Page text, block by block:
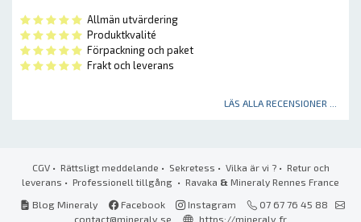
Allmän utvärdering
Produktkvalité
Förpackning och paket
Frakt och leverans
LÄS ALLA RECENSIONER ...
CGV• Rättsligt meddelande • Sekretess • Vilka är vi ?• Retur och
leverans • Professionell tillgång • Ravaka & Mineraly Rennes France
Blog Mineraly
Facebook Instagram
07 67 76 45 88
contact@mineraly.se
https://mineraly.fr